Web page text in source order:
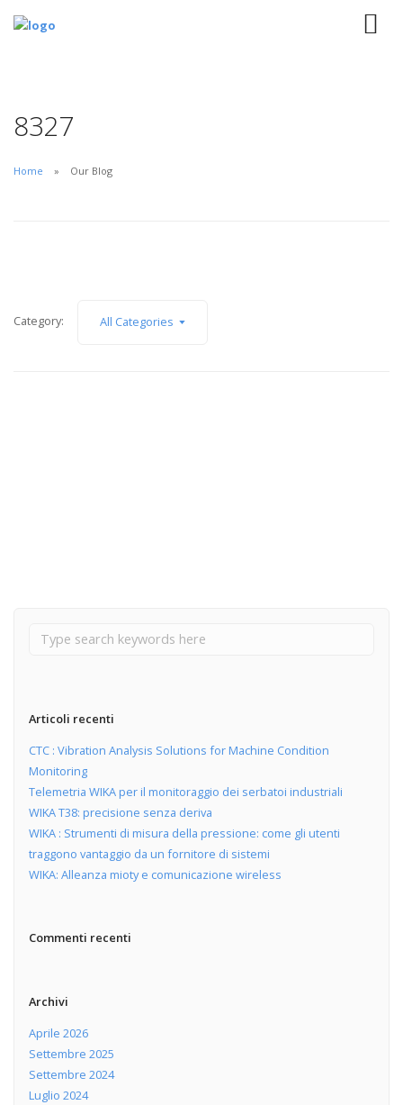
8327
Home Our Blog
Category: All Categories
Articoli recenti
CTC : Vibration Analysis Solutions for Machine Condition
Monitoring
Telemetria WIKA per il monitoraggio dei serbatoi industriali
WIKA T38: precisione senza deriva
WIKA : Strumenti di misura della pressione: come gli utenti
traggono vantaggio da un fornitore di sistemi
WIKA: Alleanza mioty e comunicazione wireless
Commenti recenti
Archivi
Aprile 2026
Settembre 2025
Settembre 2024
Luglio 2024